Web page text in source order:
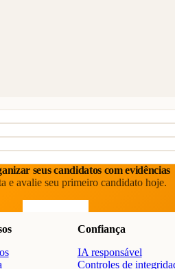
seus candidatos com evidências
e avalie seu primeiro candidato hoje.
Confiança
IA responsável
Controles de